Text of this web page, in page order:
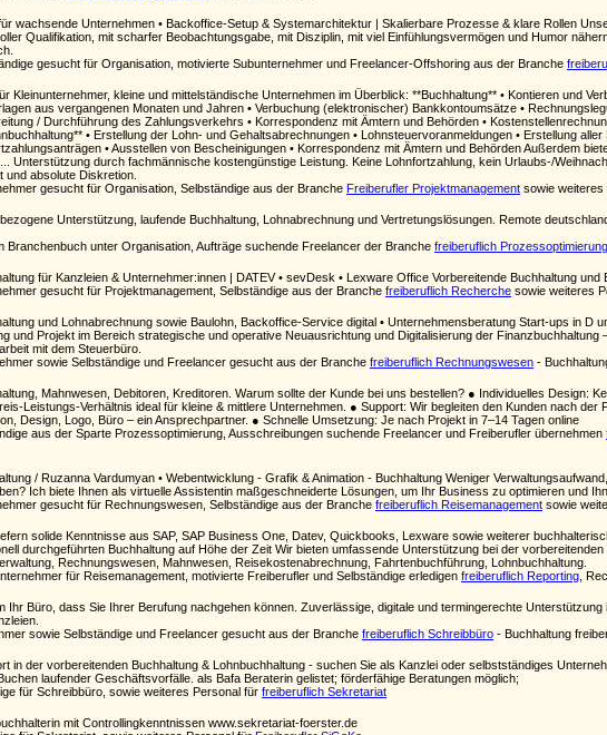
wachsende Unternehmen • Backoffice-Setup & Systemarchitektur | Skalierbare Prozesse & klare Rollen
Qualifikation, mit scharfer Beobachtungsgabe, mit Disziplin, mit viel Einfühlungsvermögen und Humor
gesucht für Organisation, motivierte Subunternehmer und Freelancer-Offshoring aus der Branche
Kleinunternehmer, kleine und mittelständische Unternehmen im Überblick: **Buchhaltung** • Kontieren und
aus vergangenen Monaten und Jahren • Verbuchung (elektronischer) Bankkontoumsätze •
/ Durchführung des Zahlungsverkehrs • Korrespondenz mit Ämtern und Behörden •
• Erstellung der Lohn- und Gehaltsabrechnungen • Lohnsteuervoranmeldungen • Erstellung
• Ausstellen von Bescheinigungen • Korrespondenz mit Ämtern und Behörden Außerdem
Unterstützung durch fachmännische kostengünstige Leistung. Keine Lohnfortzahlung, kein Urlaubs-/
und absolute Diskretion.
gesucht für Organisation, Selbständige aus der Branche Freiberufler Projektmanagement sowie
Unterstützung, laufende Buchhaltung, Lohnabrechnung und Vertretungslösungen. Remote
Branchenbuch unter Organisation, Aufträge suchende Freelancer der Branche freiberuflich Prozessoptimierung
für Kanzleien & Unternehmer:innen | DATEV • sevDesk • Lexware Office Vorbereitende Buchhaltung und
gesucht für Projektmanagement, Selbständige aus der Branche freiberuflich Recherche sowie weiteres
und Lohnabrechnung sowie Baulohn, Backoffice-Service digital • Unternehmensberatung Start-ups in D
und Projekt im Bereich strategische und operative Neuausrichtung und Digitalisierung der
mit dem Steuerbüro.
sowie Selbständige und Freelancer gesucht aus der Branche freiberuflich Rechnungswesen -
Mahnwesen, Debitoren, Kreditoren. Warum sollte der Kunde bei uns bestellen? ● Individuelles Design:
Leistungs-Verhältnis ideal für kleine & mittlere Unternehmen. ● Support: Wir begleiten den Kunden nach
Design, Logo, Büro – ein Ansprechpartner. ● Schnelle Umsetzung: Je nach Projekt in 7–14 Tagen online
aus der Sparte Prozessoptimierung, Ausschreibungen suchende Freelancer und Freiberufler übernehmen
/ Ruzanna Vardumyan • Webentwicklung - Grafik & Animation - Buchhaltung Weniger
Ich biete Ihnen als virtuelle Assistentin maßgeschneiderte Lösungen, um Ihr Business zu optimieren und
gesucht für Rechnungswesen, Selbständige aus der Branche freiberuflich Reisemanagement sowie
solide Kenntnisse aus SAP, SAP Business One, Datev, Quickbooks, Lexware sowie weiterer
durchgeführten Buchhaltung auf Höhe der Zeit Wir bieten umfassende Unterstützung bei der
Rechnungswesen, Mahnwesen, Reisekostenabrechnung, Fahrtenbuchführung, Lohnbuchhaltung.
für Reisemanagement, motivierte Freiberufler und Selbständige erledigen freiberuflich Reporting ,
Ihr Büro, dass Sie Ihrer Berufung nachgehen können. Zuverlässige, digitale und termingerechte
sowie Selbständige und Freelancer gesucht aus der Branche freiberuflich Schreibbüro - Buchhaltung
in der vorbereitenden Buchhaltung & Lohnbuchhaltung - suchen Sie als Kanzlei oder selbstständiges
laufender Geschäftsvorfälle. als Bafa Beraterin gelistet; förderfähige Beratungen möglich;
für Schreibbüro, sowie weiteres Personal für freiberuflich Sekretariat
mit Controllingkenntnissen www.sekretariat-foerster.de